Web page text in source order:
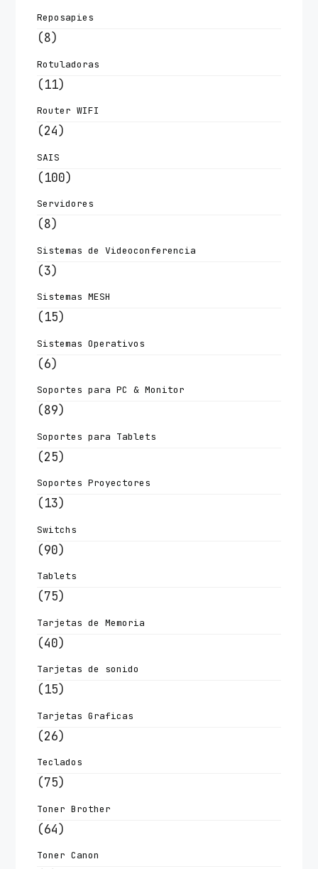
Reposapies
(8)
Rotuladoras
(11)
Router WIFI
(24)
SAIS
(100)
Servidores
(8)
Sistemas de Videoconferencia
(3)
Sistemas MESH
(15)
Sistemas Operativos
(6)
Soportes para PC & Monitor
(89)
Soportes para Tablets
(25)
Soportes Proyectores
(13)
Switchs
(90)
Tablets
(75)
Tarjetas de Memoria
(40)
Tarjetas de sonido
(15)
Tarjetas Graficas
(26)
Teclados
(75)
Toner Brother
(64)
Toner Canon